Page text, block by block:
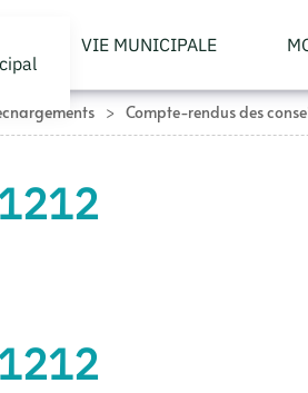
VIE MUNICIPALE
Compte-rendus des